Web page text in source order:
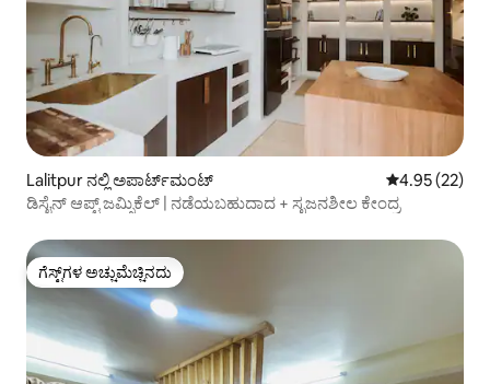
Lalitpur ನಲ್ಲಿ ಅಪಾರ್ಟ್‌ಮಂಟ್ 5 ರಲ್ಲಿ 4.95
4.95 (22)
ಡಿಸೈನ್ ಆಪ್ಟ್ ಜಮ್ಸಿಕೆಲ್ | ನಡೆಯಬಹುದಾದ + ಸೃಜನಶೀಲ ಕೇಂದ್ರ
ಗೆಸ್ಟ್‌ಗಳ ಅಚ್ಚುಮೆಚ್ಚಿನದು
ಗೆಸ್ಟ್‌ಗಳ ಅಚ್ಚುಮೆಚ್ಚಿನದು